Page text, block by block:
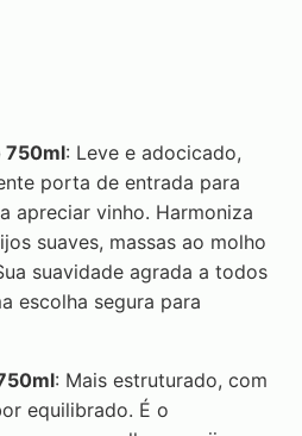
750ml: Leve e adocicado,
porta de entrada para
apreciar vinho. Harmoniza
suaves, massas ao molho
suavidade agrada a todos
escolha segura para
: Mais estruturado, com
equilibrado. É o